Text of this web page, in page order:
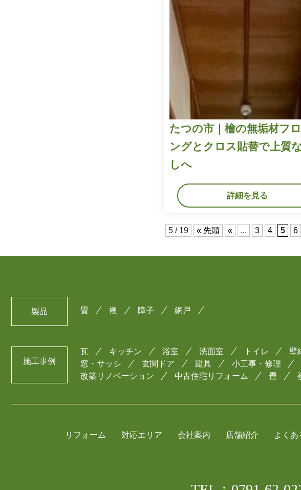
たつの市｜檜の無垢材フ
ングとクロス貼替で上質
しへ
詳細を見る
5 / 19 « 先頭 « ... 3 4 5 6
製品 畳 襖 障子 網戸
施工事例
瓦 キッチン 浴室 洗面室 トイレ 壁
窓・サッシ
玄関ドア 建具 小工事・修理
改築リノベーション
中古住宅リフォーム 畳
リフォーム 対応エリア 会社案内 店舗紹介 よくあ